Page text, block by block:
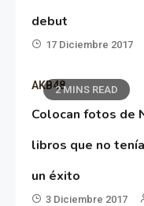
debut
17 Diciembre 2017
2 MINS READ
AKB48
Colocan fotos de
libros que no
un éxito
3 Diciembre 2017